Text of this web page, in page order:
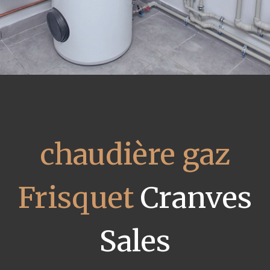
chaudière gaz
FrisquetCranves
Sales